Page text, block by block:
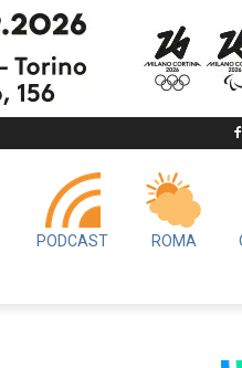
PODCAST ROMA